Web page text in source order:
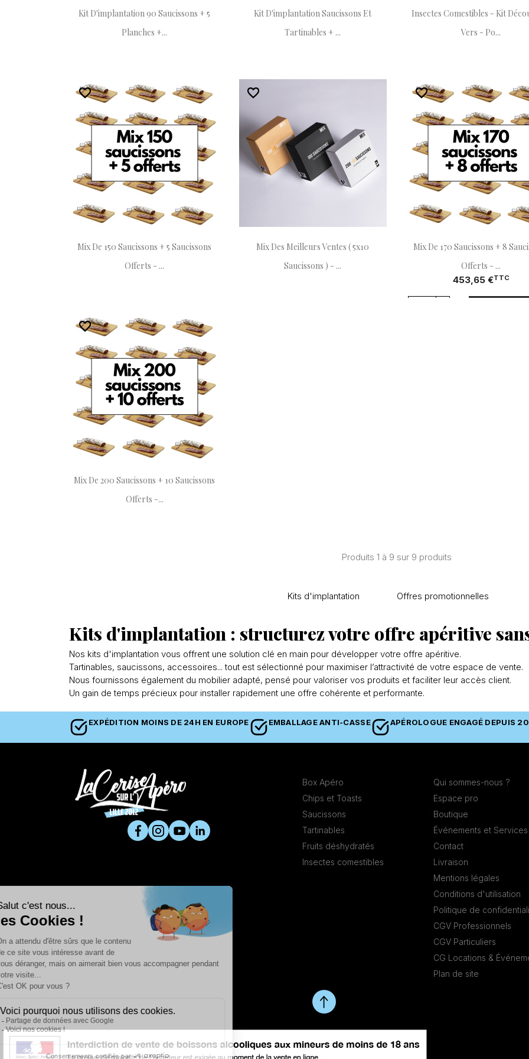
Kit D'implantation 90 Saucissons + 5
Planches +...
Kit D'implantation Saucissons Et
Tartinables + ...
Insectes Comestibles - Kit
Vers - Po...
Mix De 150 Saucissons + 5 Saucissons
Offerts - ...
favorite_border
favorite_border
Mix Des Meilleurs Ventes ( 5x10
Saucissons ) - ...
favorite_border
favorite_border
Mix De 170 Saucissons + 8
Offerts - ...
453,65 €TTC
favorite_border
favorite_border
Mix De 200 Saucissons + 10 Saucissons
Offerts -...
favorite_border
favorite_border
Produits 1 à 9 sur 9 produits
Kits d'implantation Offres promotionnelles
Kits d'implantation : structurez votre offre apéritive
Nos kits d'implantation vous offrent une solution clé en main pour développer votre offre apéritive.
Tartinables, saucissons, accessoires... tout est sélectionné pour maximiser l’attractivité de votre espace de vente.
Nous fournissons également du mobilier adapté, pensé pour valoriser vos produits et faciliter leur accès client.
Un gain de temps précieux pour installer rapidement une offre cohérente et performante.
EXPÉDITION MOINS DE 24H EN EUROPE EMBALLAGE ANTI-CASSE APÉROLOGUE ENGAGÉ DEPUIS
Box Apéro
Chips et Toasts
Saucissons
Tartinables
Fruits déshydratés
Insectes comestibles
Qui sommes-nous ?
Espace pro
Boutique
Événements et Services
Contact
Livraison
Mentions légales
Conditions d'utilisation
Politique de
CGV Professionnels
CGV Particuliers
CG Locations &
Plan de site
L'abus d'alcool est dangereux pour la santé, à consommer avec modération.